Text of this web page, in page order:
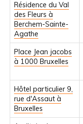
Résidence du Val
des Fleurs à
Berchem-Sainte-
Agathe
Place Jean jacobs
à 1000 Bruxelles
Hôtel particulier 9,
rue d'Assaut à
Bruxelles